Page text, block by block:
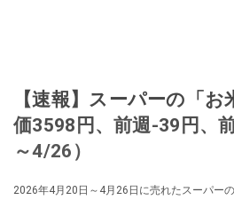
【速報】スーパーの「
価3598円、前週-39円、
～4/26）
2026年4月20日～4月26日に売れたスーパー